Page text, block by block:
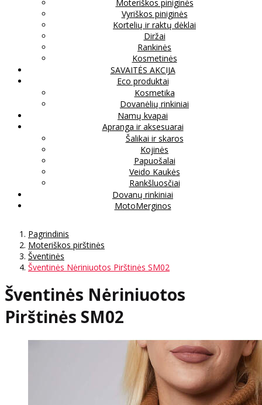
Moteriškos piniginės
Vyriškos piniginės
Kortelių ir raktų dėklai
Diržai
Rankinės
Kosmetinės
SAVAITĖS AKCIJA
Eco produktai
Kosmetika
Dovanėlių rinkiniai
Namų kvapai
Apranga ir aksesuarai
Šalikai ir skaros
Kojinės
Papuošalai
Veido Kaukės
Rankšluosčiai
Dovanų rinkiniai
MotoMerginos
Pagrindinis
Moteriškos pirštinės
Šventinės
Šventinės Nėriniuotos Pirštinės SM02
Šventinės Nėriniuotos
Pirštinės SM02